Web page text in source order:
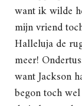
want ik wilde
mijn vriend
Halleluja de
meer!
want Jackson
begon toch